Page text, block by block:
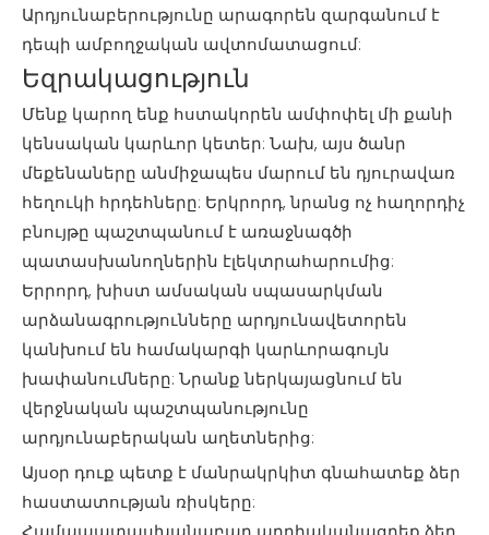
Արդյունաբերությունը արագորեն զարգանում է
դեպի ամբողջական ավտոմատացում:
Եզրակացություն
Մենք կարող ենք հստակորեն ամփոփել մի քանի
կենսական կարևոր կետեր: Նախ, այս ծանր
մեքենաները անմիջապես մարում են դյուրավառ
հեղուկի հրդեհները: Երկրորդ, նրանց ոչ հաղորդիչ
բնույթը պաշտպանում է առաջնագծի
պատասխանողներին էլեկտրահարումից:
Երրորդ, խիստ ամսական սպասարկման
արձանագրությունները արդյունավետորեն
կանխում են համակարգի կարևորագույն
խափանումները: Նրանք ներկայացնում են
վերջնական պաշտպանությունը
արդյունաբերական աղետներից:
Այսօր դուք պետք է մանրակրկիտ գնահատեք ձեր
հաստատության ռիսկերը: